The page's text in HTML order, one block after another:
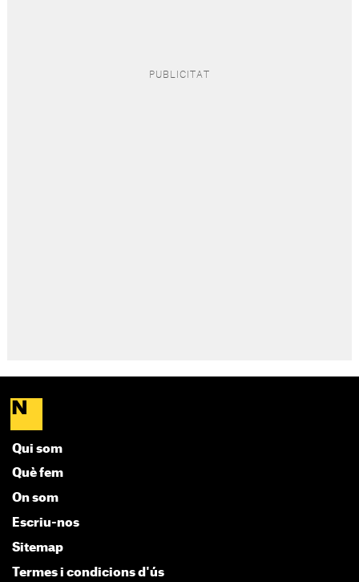
Qui som
Què fem
On som
Escriu-nos
Sitemap
Termes i condicions d'ús